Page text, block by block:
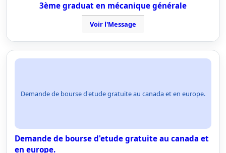
3ème graduat en mécanique générale
Voir l'Message
Demande de bourse d'etude gratuite au canada et en europe.
Demande de bourse d'etude gratuite au canada et
en europe.